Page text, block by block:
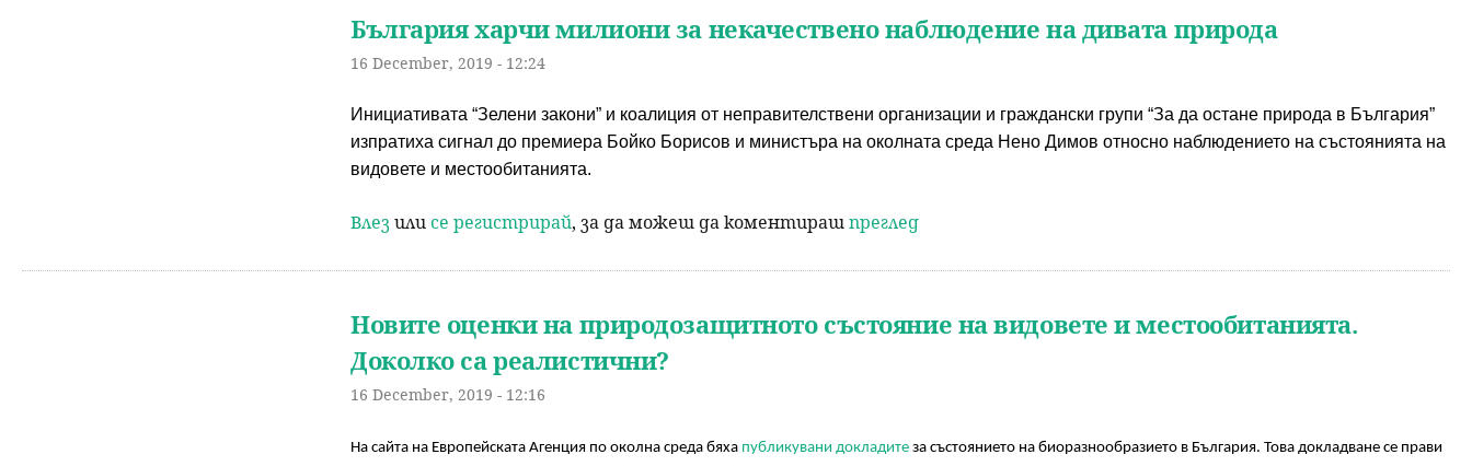
България харчи милиони за некачествено наблюдение на дивата природа
16 December, 2019 - 12:24
Инициативата “Зелени закони” и коалиция от неправителствени организации и граждански групи “За да остане природа в България”
изпратиха сигнал до премиера Бойко Борисов и министъра на околната среда Нено Димов относно наблюдението на състоянията на
видовете и местообитанията.
Влезили се регистрирай, за да можеш да коментирашпреглед
Новите оценки на природозащитното състояние на видовете и местообитанията.
Доколко са реалистични?
16 December, 2019 - 12:16
На сайта на Европейската Агенция по околна среда бяха публикувани докладите за състоянието на биоразнообразието в България. Това докладване се прави